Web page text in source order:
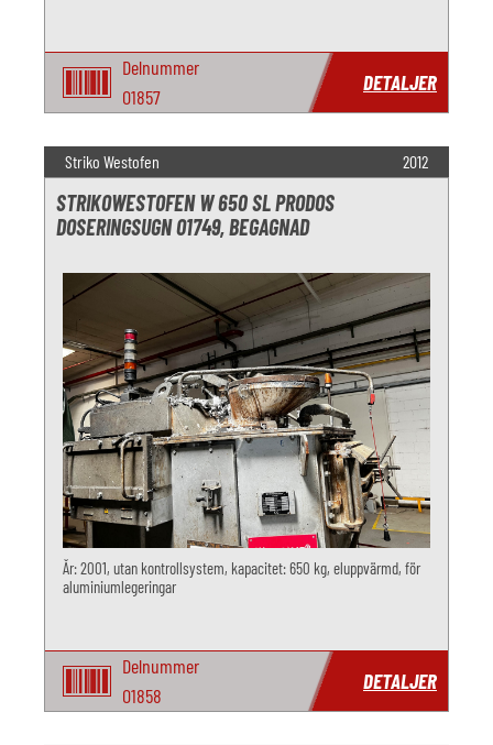
Delnummer
O1857
DETALJER
Striko Westofen 2012
STRIKOWESTOFEN W 650 SL PRODOS
DOSERINGSUGN O1749, BEGAGNAD
År: 2001, utan kontrollsystem, kapacitet: 650 kg, eluppvärmd, för
aluminiumlegeringar
Delnummer
O1858
DETALJER